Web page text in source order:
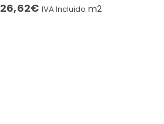
26,62€ IVA Incluido m2